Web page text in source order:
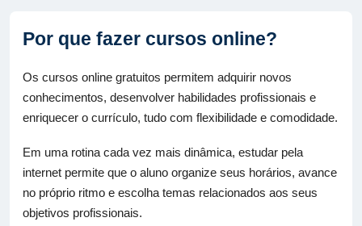
Por que fazer cursos online?
Os cursos online gratuitos permitem adquirir novos
conhecimentos, desenvolver habilidades profissionais e
enriquecer o currículo, tudo com flexibilidade e comodidade.
Em uma rotina cada vez mais dinâmica, estudar pela
internet permite que o aluno organize seus horários, avance
no próprio ritmo e escolha temas relacionados aos seus
objetivos profissionais.